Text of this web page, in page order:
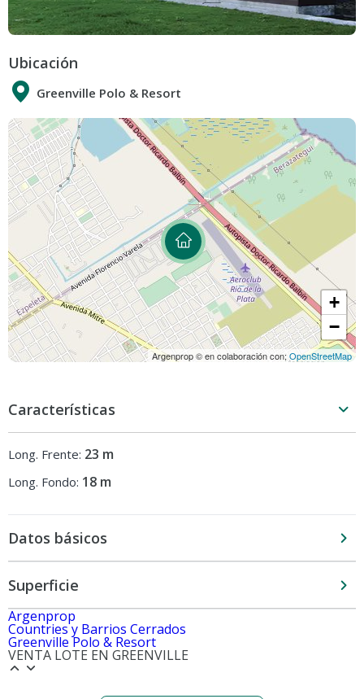
Ubicación
Greenville Polo & Resort
+
−
Argenprop © en colaboración con;OpenStreetMap
Características
Long. Frente: 23 m
Long. Fondo: 18 m
Datos básicos
Superficie
Argenprop
Countries y Barrios Cerrados
Greenville Polo & Resort
VENTA LOTE EN GREENVILLE